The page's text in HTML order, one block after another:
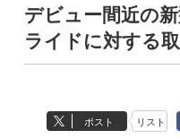
デビュー間近の
ライドに対する
ポスト リスト